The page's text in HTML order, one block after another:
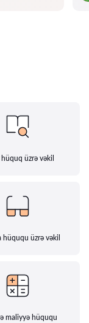
üzrə vəkil
hüququ üzrə vəkil
maliyyə hüququ